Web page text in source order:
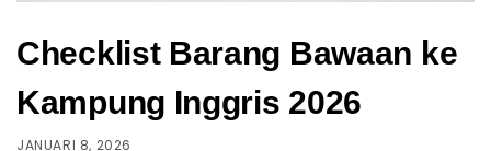
Checklist Barang Bawaan ke
Kampung Inggris 2026
JANUARI 8, 2026